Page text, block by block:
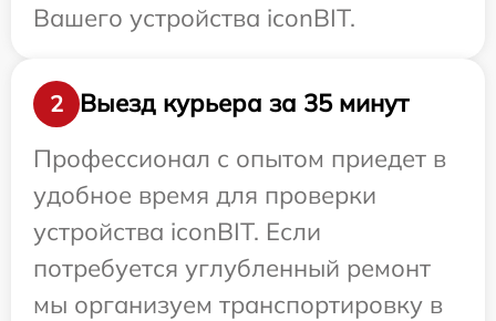
Вашего устройства iconBIT.
2
Выезд курьера за 35 минут
Профессионал с опытом приедет в
удобное время для проверки
устройства iconBIT. Если
потребуется углубленный ремонт
мы организуем транспортировку в